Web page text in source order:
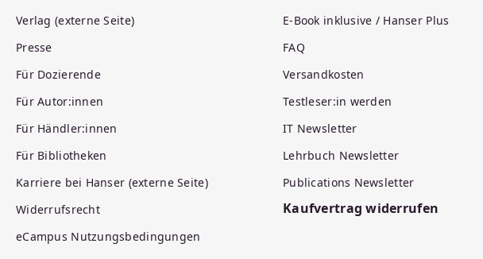
Verlag (externe Seite)
Presse
Für Dozierende
Für Autor:innen
Für Händler:innen
Für Bibliotheken
Karriere bei Hanser (externe Seite)
Widerrufsrecht
eCampus Nutzungsbedingungen
E-Book inklusive / Hanser Plus
FAQ
Versandkosten
Testleser:in werden
IT Newsletter
Lehrbuch Newsletter
Publications Newsletter
Kaufvertrag widerrufen